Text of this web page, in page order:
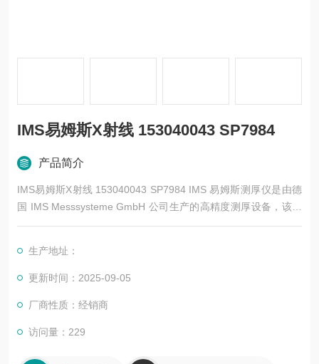
IMS易姆斯X射线 153040043 SP7984
产品简介
IMS易姆斯X射线 153040043 SP7984 IMS 易姆斯测厚仪是由德
国 IMS Messsysteme GmbH 公司生产的高精度测厚设备，该公
司成立于 1980 年，在同位素测量、X 射线测量和光学测量等领
生产地址：
更新时间：2025-09-05
厂商性质：经销商
访问量：229